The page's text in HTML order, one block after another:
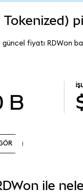
Tokenized)
fiyatı RDWon
B
ile